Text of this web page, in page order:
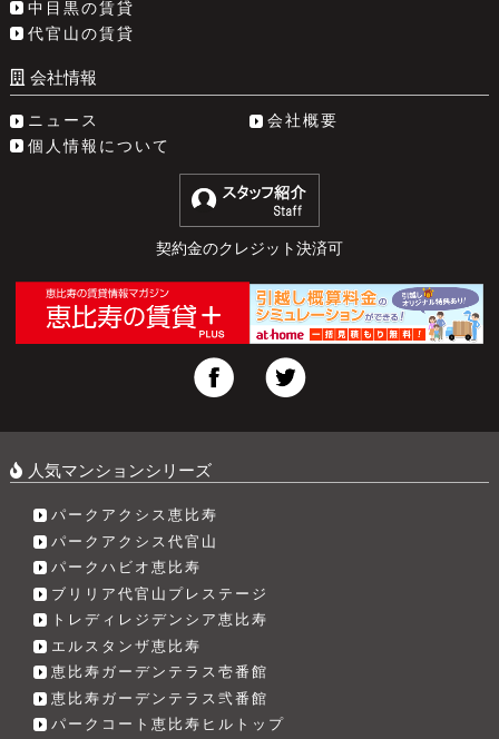
中目黒の賃貸
代官山の賃貸
会社情報
ニュース
会社概要
個人情報について
契約金のクレジット決済可
人気マンションシリーズ
パークアクシス恵比寿
パークアクシス代官山
パークハビオ恵比寿
ブリリア代官山プレステージ
トレディレジデンシア恵比寿
エルスタンザ恵比寿
恵比寿ガーデンテラス壱番館
恵比寿ガーデンテラス弐番館
パークコート恵比寿ヒルトップ